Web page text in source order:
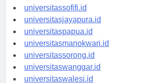
universitasmaluku.id
universitassofifi.id
universitasjayapura.id
universitaspapua.id
universitasmanokwari.id
universitassorong.id
universitaswanggar.id